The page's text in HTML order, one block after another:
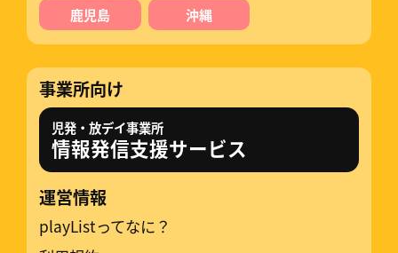
鹿児島 沖縄
事業所向け
児発・放デイ事業所
情報発信支援サービス
運営情報
playListってなに？